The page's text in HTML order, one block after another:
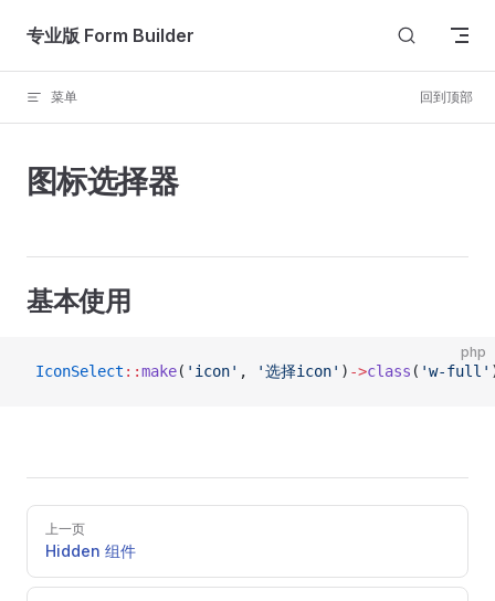
Skip to content
专业版 Form Builder
菜单 回到顶部
图标选择器
基本使用
php
IconSelect ::make( 'icon' , '选择icon' ) ->class ( 'w-full'
Pager
上一页
Hidden 组件